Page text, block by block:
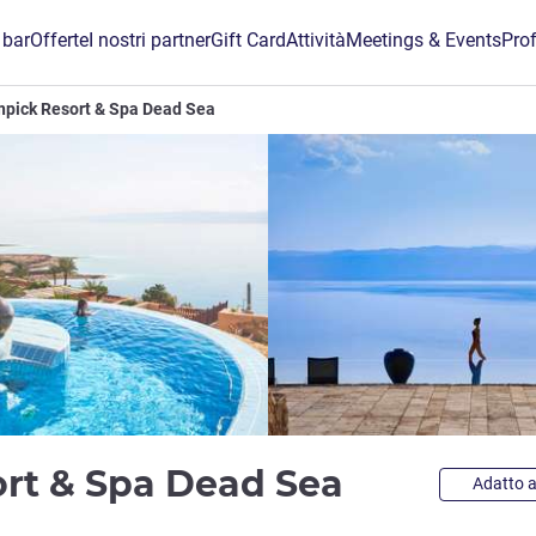
OfferteI nostri partnerGift CardAttivitàMeetings & Events
Resort & Spa Dead Sea
& Spa Dead Sea 5 stelleAdatto